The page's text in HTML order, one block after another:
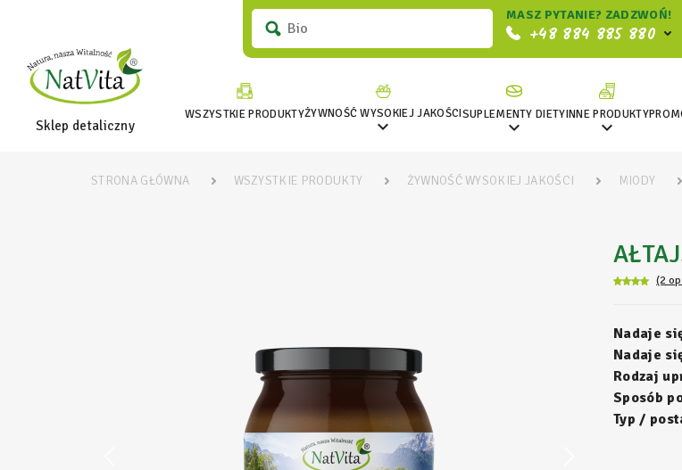
Sklep detaliczny
MASZ PYTANIE? ZADZWOŃ!
+48 884 885 880
WSZYSTKIE PRODUKTYŻYWNOŚĆ WYSOKIEJ JAKOŚCI

SUPLEMENTY DIETY

INNE PRODUKTY

STRONA GŁÓWNA WSZYSTKIE PRODUKTY ŻYWNOŚĆ WYSOKIEJ JAKOŚCI MIODY
(2
Nadaje
Nadaje
Rodzaj
Sposób
Typ /